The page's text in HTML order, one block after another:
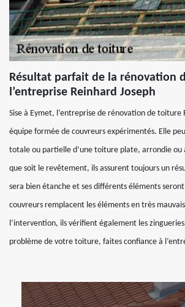
Résultat parfait de la rénovation
l’entreprise Reinhard Joseph
Sise à Eymet, l’entreprise de rénovation de toiture
équipe formée de couvreurs expérimentés. Elle
totale ou partielle d’une toiture plate, arrondie ou
que soit le revêtement, ils assurent toujours un
sera bien étanche et ses différents éléments
couvreurs remplacent les éléments en très
l’intervention, ils vérifient également les
problème de votre toiture, faites confiance à